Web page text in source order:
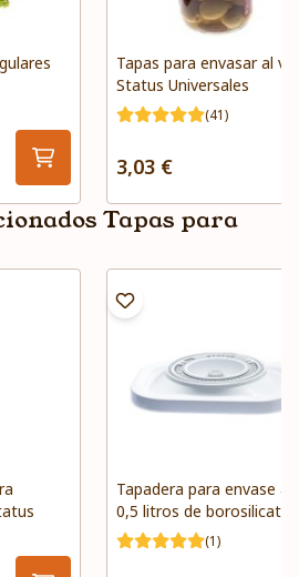
Tapas para envasar al
Status Universales
(41)
3,03 €
Tapas para
Tapadera para envase al
0,5 litros de borosilicato
(1)